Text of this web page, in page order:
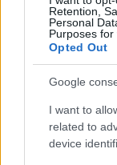
Retention,
Personal
Purposes for
Opted Out
Google
I want to
related to
device
Continua a
FINANZA